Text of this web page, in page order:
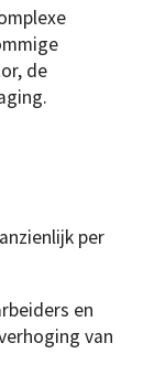
de
per
en
van